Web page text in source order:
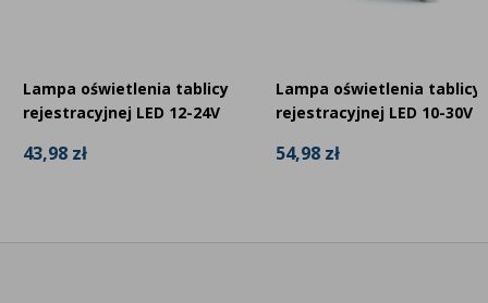
Lampa oświetlenia tablicy
rejestracyjnej LED 12-24V
43,98 zł
Lampa oświetlenia tablicy
rejestracyjnej LED 10-30V
54,98 zł